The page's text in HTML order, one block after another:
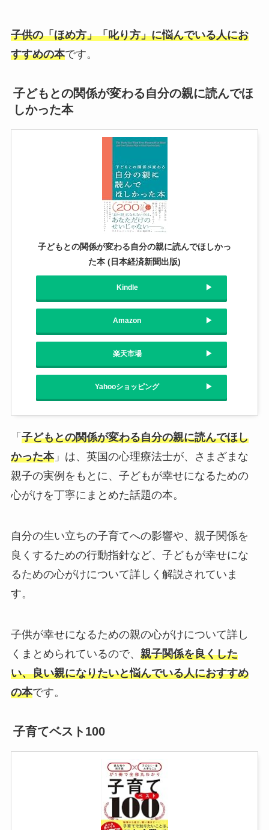
子供の「ほめ方」「叱り方」に悩んでいる人にお
すすめの本です。
子どもとの関係が変わる自分の親に読んでほ
しかった本
子どもとの関係が変わる自分の親に読んでほしかっ
た本 (日本経済新聞出版)
Kindle
Amazon
楽天市場
Yahooショッピング
「 子どもとの関係が変わる自分の親に読んでほし
かった本」は、英国の心理療法士が、さまざまな
親子の実例をもとに、子どもが幸せになるための
心がけを丁寧にまとめた話題の本。
自分の生い立ちの子育てへの影響や、親子関係を
良くするための行動指針など、子どもが幸せにな
るための心がけについて詳しく解説されていま
す。
子供が幸せになるための親の心がけについて詳し
くまとめられているので、 親子関係を良くした
い、良い親になりたいと悩んでいる人におすすめ
の本です。
子育てベスト100